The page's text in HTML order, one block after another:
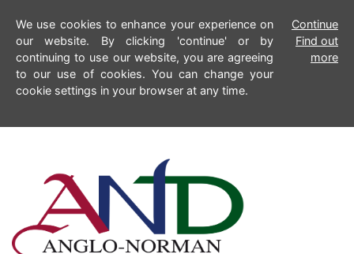
We use cookies to enhance your experience on
our website. By clicking 'continue' or by
continuing to use our website, you are agreeing
to our use of cookies. You can change your
cookie settings in your browser at any time.
Continue
Find out
more